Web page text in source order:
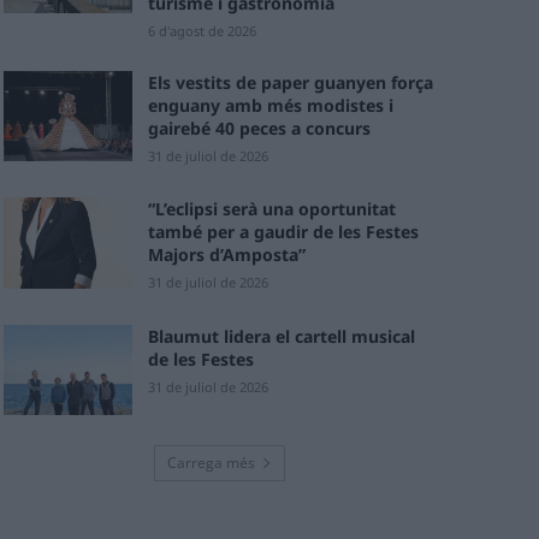
6 d'agost de 2026
Els vestits de paper guanyen força
enguany amb més modistes i
gairebé 40 peces a concurs
31 de juliol de 2026
“L’eclipsi serà una oportunitat
també per a gaudir de les Festes
Majors d’Amposta”
31 de juliol de 2026
Blaumut lidera el cartell musical
de les Festes
31 de juliol de 2026
Carrega més